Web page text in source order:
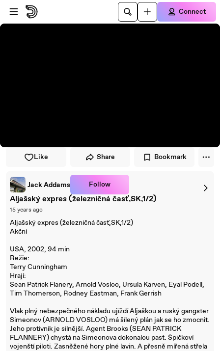
Skip to player
Skip to main content
Connect
Like Share Bookmark
Jack Addams Follow
Aljašský expres (železničná časť,SK,1/2)
15 years ago
Aljašský expres (železničná časť,SK,1/2)
Akční
USA, 2002, 94 min
Režie:
Terry Cunningham
Hrají:
Sean Patrick Flanery, Arnold Vosloo, Ursula Karven, Eyal Podell,
Tim Thomerson, Rodney Eastman, Frank Gerrish
Vlak plný nebezpečného nákladu ujíždí Aljaškou a ruský gangster
Simeonov (ARNOLD VOSLOO) má šílený plán jak se ho zmocnit.
Jeho protivník je silnější. Agent Brooks (SEAN PATRICK
FLANNERY) chystá na Simeonova dokonalou past. Špičkoví
vojenští piloti. Zasněžené hory plné lavin. A přesně mířená střela